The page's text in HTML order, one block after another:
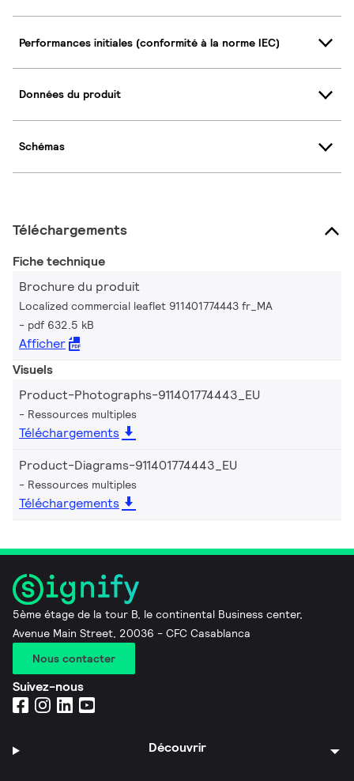
Performances initiales (conformité à la norme IEC)
Données du produit
Schémas
Téléchargements
Fiche technique
Brochure du produit
Localized commercial leaflet 911401774443 fr_MA
pdf 632.5 kB
Afficher
Visuels
Product-Photographs-911401774443_EU
Ressources multiples
Téléchargements
Product-Diagrams-911401774443_EU
Ressources multiples
Téléchargements
5ème étage de la tour B, le continental Business center,
Avenue Main Street, 20036 - CFC Casablanca
Nous contacter
Suivez-nous
Découvrir